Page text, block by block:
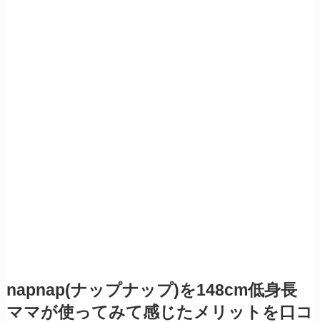
napnap(ナップナップ)を148cm低身長
ママが使ってみて感じたメリットを口コ